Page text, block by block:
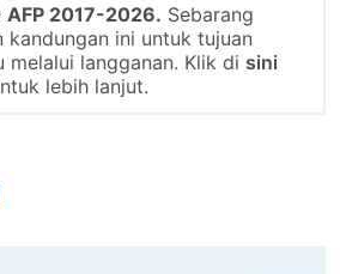
AFP 2017-2026. Sebarang
kandungan ini untuk tujuan
melalui langganan. Klik di sini
lebih lanjut.